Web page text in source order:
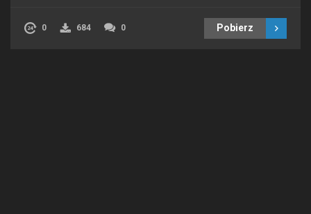
0 684 0 Pobierz